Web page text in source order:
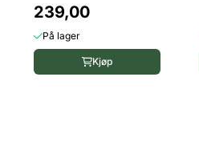
239,00
På lager
Kjøp